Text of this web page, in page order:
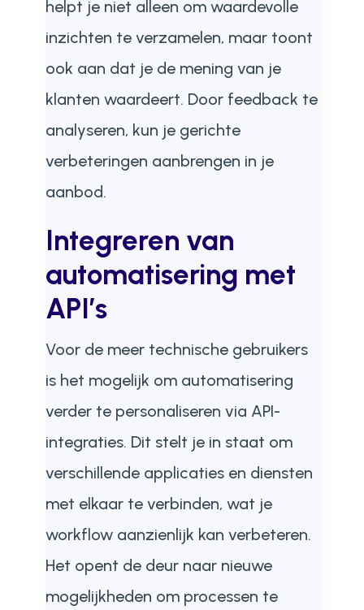
helpt je niet alleen om waardevolle
inzichten te verzamelen, maar toont
ook aan dat je de mening van je
klanten waardeert. Door feedback te
analyseren, kun je gerichte
verbeteringen aanbrengen in je
aanbod.
Integreren van
automatisering met
API’s
Voor de meer technische gebruikers
is het mogelijk om automatisering
verder te personaliseren via API-
integraties. Dit stelt je in staat om
verschillende applicaties en diensten
met elkaar te verbinden, wat je
workflow aanzienlijk kan verbeteren.
Het opent de deur naar nieuwe
mogelijkheden om processen te